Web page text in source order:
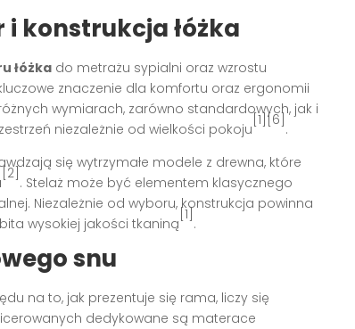
konstrukcja łóżka
łóżka do metrażu sypialni oraz wzrostu
znaczenie dla komfortu oraz ergonomii
wymiarach, zarówno standardowych, jak i
niezależnie od wielkości pokoju
[1][6]
.
się wytrzymałe modele z drewna, które
[2]
. Stelaż może być elementem klasycznego
Niezależnie od wyboru, konstrukcja powinna
wysokiej jakości tkaniną
[1]
.
snu
na to, jak prezentuje się rama, liczy się
dedykowane są materace